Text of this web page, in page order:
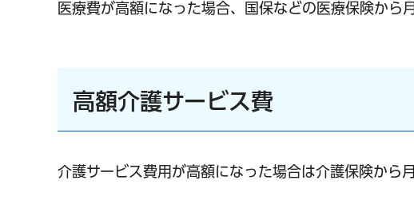
医療費が高額になった場合、国保などの医療保険から
高額介護サービス費
介護サービス費用が高額になった場合は介護保険から